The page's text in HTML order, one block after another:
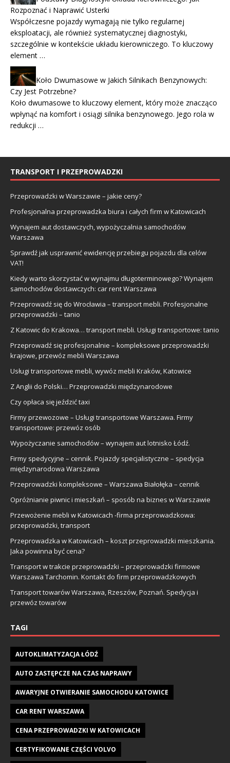
Rozpoznać i Naprawić Usterki
Współczesne pojazdy wymagają nie tylko regularnej
eksploatacji, ale również systematycznej diagnostyki,
szczególnie w kontekście układu kierowniczego. To kluczowy
element …
Koło Dwumasowe w Jakich Silnikach Benzynowych:
Czy Jest Potrzebne?
Koło dwumasowe to kluczowy element, który może znacząco
wpłynąć na komfort i osiągi silnika benzynowego. Jego rola w
redukcji …
TRANSPORT I PRZEPROWADZKI
Przeprowadzki w Warszawie – jakie ceny?
Profesjonalna przeprowadzka biura i całych firm w Katowicach
Wynajem aut dostawczych, wypożyczalnia samochodów
Warszawa
Sprawdź jak usprawnić ewidencję przebiegu pojazdu dla celów
VAT!
Kiedy warto skorzystać w wynajmu długoterminowego? Wynajem
samochodów dostawczych: car rent Warszawa
Przeprowadź się do Wrocławia – transport mebli. Profesjonalne
przeprowadzki – tanio
Z Katowic do Krakowa… transport mebli. Usługi transportowe: tanio
Przeprowadź się profesjonalnie – kompleksowe przeprowadzki
krajowe, przewóz mebli Warszawa
Usługi transportowe mebli, wywóz mebli Kraków, Katowice
Z Anglii do Polski… Przeprowadzki międzynarodowe
Czy opłaca się jeździć taxi
Firmy przewozowe – Usługi transportowe Warszawa. Firmy
transportowe: przewóz osób
Wypożyczanie samochodów – wynajem aut lotnisko Łódź.
Firmy spedycyjne – cennik. Pojazdy specjalistyczne – spedycja
międzynarodowa Warszawa
Przeprowadzki kompleksowe – Warszawa Białołęka – cennik
Opróżnianie piwnic i mieszkań – sposób na biznes w Warszawie
Przewożenie mebli w Katowicach -firma przeprowadzkowa:
przeprowadzki, transport
Przeprowadzka w Katowicach – koszt przeprowadzki mieszkania.
Jaka powinna być cena?
Transport w trakcie przeprowadzki – przeprowadzki firmowe
Warszawa Tarchomin. Kontakt do firm przeprowadzkowych
Transport towarów Warszawa, Rzeszów, Poznań. Spedycja i
przewóz towarów
TAGI
AUTOKLIMATYZACJA ŁÓDŹ
AUTO ZASTĘPCZE NA CZAS NAPRAWY
AWARYJNE OTWIERANIE SAMOCHODU KATOWICE
CAR RENT WARSZAWA
CENA PRZEPROWADZKI W KATOWICACH
CERTYFIKOWANE CZĘŚCI VOLVO